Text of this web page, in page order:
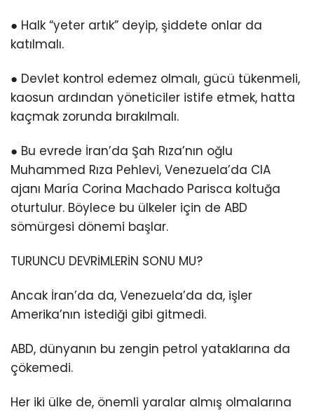
● Halk “yeter artık” deyip, şiddete onlar da
katılmalı.
● Devlet kontrol edemez olmalı, gücü tükenmeli,
kaosun ardından yöneticiler istife etmek, hatta
kaçmak zorunda bırakılmalı.
● Bu evrede İran’da Şah Rıza’nın oğlu
Muhammed Rıza Pehlevi, Venezuela’da CIA
ajanı María Corina Machado Parisca koltuğa
oturtulur. Böylece bu ülkeler için de ABD
sömürgesi dönemi başlar.
TURUNCU DEVRİMLERİN SONU MU?
Ancak İran’da da, Venezuela’da da, işler
Amerika’nın istediği gibi gitmedi.
ABD, dünyanın bu zengin petrol yataklarına da
çökemedi.
Her iki ülke de, önemli yaralar almış olmalarına